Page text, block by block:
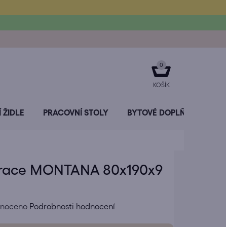
NÁKUPNÍ
KOŠÍK
ŽIDLE PRACOVNÍ STOLY BYTOVÉ DOPLŇKY
MONTANA 80x190x9
Podrobnosti hodnocení